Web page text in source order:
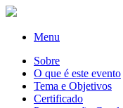
Menu
Sobre
O que é este evento
Tema e Objetivos
Certificado